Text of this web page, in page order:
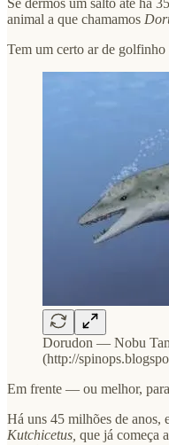
animal a que chamamos
Tem um certo ar de
Dorudon — Nobu
(http://
Em frente — ou melhor,
Há uns 45 milhões de anos,
Kutchicetus, que já começa